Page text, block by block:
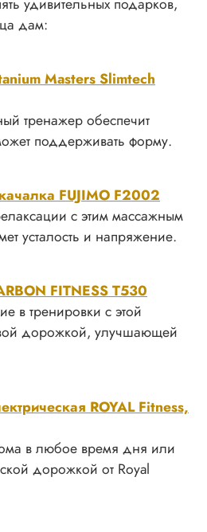
дам:
Masters Slimtech
тренажер обеспечит
поддерживать форму.
FUJIMO F2002
с этим массажным
усталость и напряжение.
FITNESS T530
в тренировки с этой
дорожкой, улучшающей
ROYAL Fitness,
в любое время дня или
дорожкой от Royal